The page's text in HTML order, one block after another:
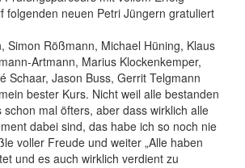
folgenden neuen Petri Jüngern gratuliert
Simon Rößmann, Michael Hüning, Klaus
Artmann, Marius Klockenkemper,
Schaar, Jason Buss, Gerrit Telgmann
bester Kurs. Nicht weil alle bestanden
schon mal öfters, aber dass wirklich alle
dabei sind, das habe ich so noch nie
voller Freude und weiter „Alle haben
und es auch wirklich verdient zu